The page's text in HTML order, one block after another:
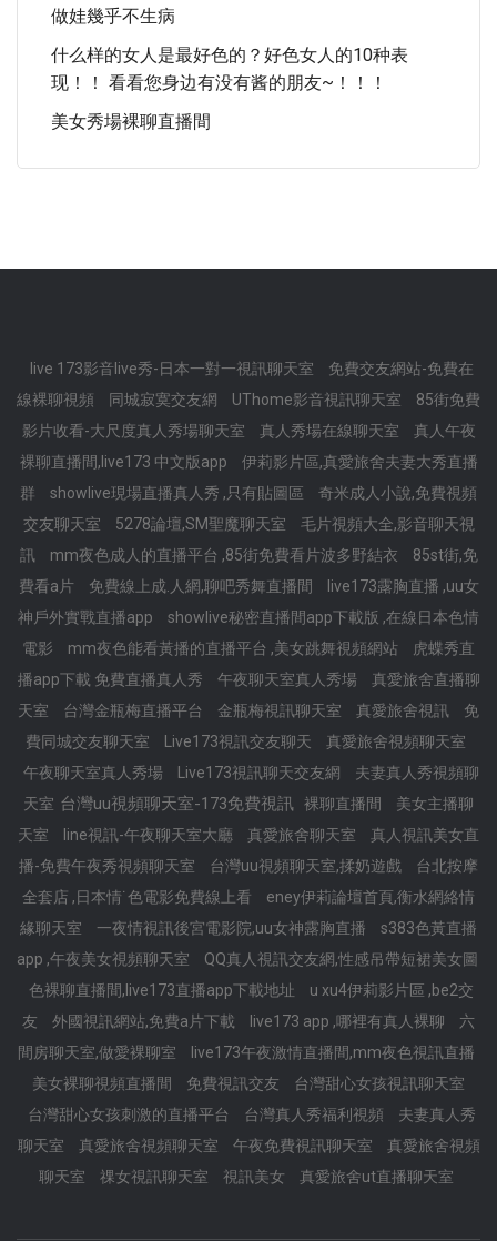
做娃幾乎不生病
什么样的女人是最好色的？好色女人的10种表
现！！ 看看您身边有没有酱的朋友~！！！
美女秀場裸聊直播間
live 173影音live秀-日本一對一視訊聊天室
免費交友網站-免費在
線裸聊視頻
同城寂寞交友網 UThome影音視訊聊天室
85街免費
影片收看-大尺度真人秀場聊天室
真人秀場在線聊天室
真人午夜
裸聊直播間,live173 中文版app
伊莉影片區,真愛旅舍夫妻大秀直播
群
showlive現場直播真人秀 ,只有貼圖區
奇米成人小說,免費視頻
交友聊天室
5278論壇,SM聖魔聊天室
毛片視頻大全,影音聊天視
訊
mm夜色成人的直播平台 ,85街免費看片波多野結衣
85st街,免
費看a片
免費線上成.人網,聊吧秀舞直播間
live173露胸直播 ,uu女
神戶外實戰直播app
showlive秘密直播間app下載版 ,在線日本色情
電影
mm夜色能看黃播的直播平台 ,美女跳舞視頻網站
虎蝶秀直
播app下載 免費直播真人秀
午夜聊天室真人秀場
真愛旅舍直播聊
天室
台灣金瓶梅直播平台 金瓶梅視訊聊天室 真愛旅舍視訊
免
費同城交友聊天室
Live173視訊交友聊天
真愛旅舍視頻聊天室
午夜聊天室真人秀場
Live173視訊聊天交友網
夫妻真人秀視頻聊
天室 台灣uu視頻聊天室-173免費視訊 裸聊直播間
美女主播聊
天室
line視訊-午夜聊天室大廳 真愛旅舍聊天室
真人視訊美女直
播-免費午夜秀視頻聊天室
台灣uu視頻聊天室,揉奶遊戲
台北按摩
全套店 ,日本情˙色電影免費線上看
eney伊莉論壇首頁,衡水網絡情
緣聊天室
一夜情視訊後宮電影院,uu女神露胸直播
s383色黃直播
app ,午夜美女視頻聊天室
QQ真人視訊交友網,性感吊帶短裙美女圖
色裸聊直播間,live173直播app下載地址
u xu4伊莉影片區 ,be2交
友
外國視訊網站,免費a片下載 live173 app ,哪裡有真人裸聊
六
間房聊天室,做愛裸聊室
live173午夜激情直播間,mm夜色視訊直播
美女裸聊視頻直播間
免費視訊交友
台灣甜心女孩視訊聊天室
台灣甜心女孩刺激的直播平台
台灣真人秀福利視頻
夫妻真人秀
聊天室
真愛旅舍視頻聊天室 午夜免費視訊聊天室
真愛旅舍視頻
聊天室
祼女視訊聊天室 視訊美女 真愛旅舍ut直播聊天室